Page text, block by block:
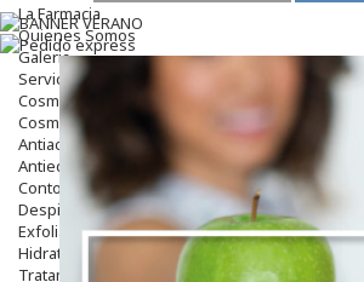
La Farmacia
Quienes Somos
Galeria
Servicios
Cosmética
Cosmética Facial
Antiacné
Antiedad
Contorno De Ojos
Despigmentantes
Exfoliantes
Hidratantes
Tratamientos De Noche